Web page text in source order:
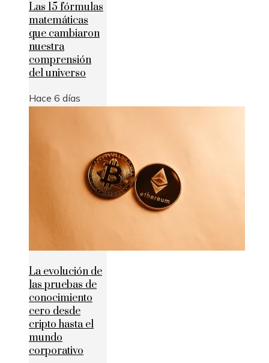
Las 15 fórmulas
matemáticas
que cambiaron
nuestra
comprensión
del universo
Hace 6 días
La evolución de
las pruebas de
conocimiento
cero desde
cripto hasta el
mundo
corporativo